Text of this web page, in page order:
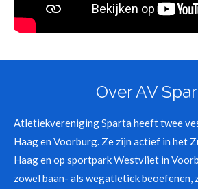
Over AV
Atletiekvereniging Sparta heeft twee
Haag en Voorburg. Ze zijn actief in het
Haag en op sportpark Westvliet in
zowel baan- als wegatletiek beoefenen,